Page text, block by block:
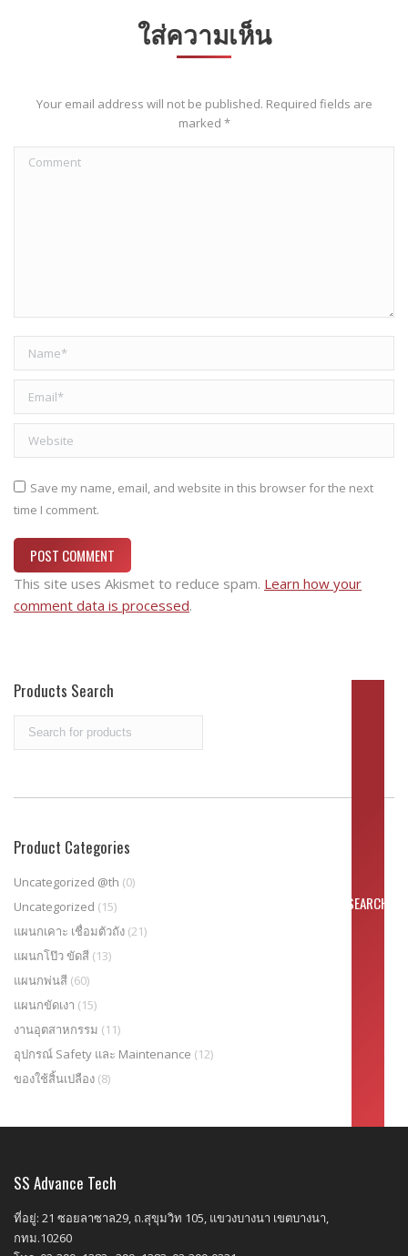
ใส่ความเห็น
Your email address will not be published. Required fields are
marked *
Comment
Name *
Email *
Website
Save my name, email, and website in this browser for the next
time I comment.
POST COMMENT
This site uses Akismet to reduce spam. Learn how your
comment data is processed.
Products Search
Search
Product Categories
Uncategorized @th (0)
Uncategorized (15)
แผนกเคาะ เชื่อมตัวถัง (21)
แผนกโป๊ว ขัดสี (13)
แผนกพ่นสี (60)
แผนกขัดเงา (15)
งานอุตสาหกรรม (11)
อุปกรณ์ Safety และ Maintenance (12)
ของใช้สิ้นเปลือง (8)
SS Advance Tech
ที่อยู่: 21 ซอยลาซาล29, ถ.สุขุมวิท 105, แขวงบางนา เขตบางนา,
กทม.10260